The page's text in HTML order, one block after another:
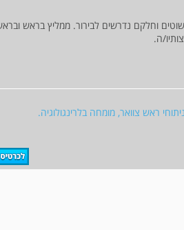
וחלקם נדרשים לבירור. ממליץ בראש
ה.
ראש צוואר, מומחה בלרינגולוגיה.